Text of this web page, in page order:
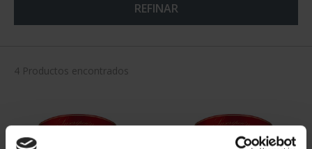
REFINAR
4 Productos encontrados